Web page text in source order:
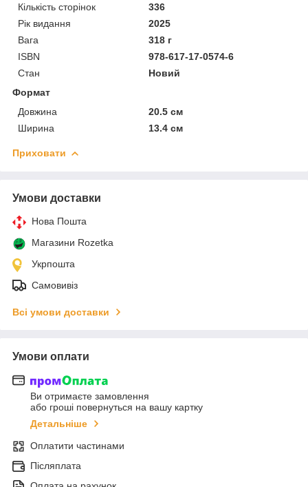
Кількість сторінок
336
Рік видання
2025
Вага
318 г
ISBN
978-617-17-0574-6
Стан
Новий
Формат
Довжина
20.5 см
Ширина
13.4 см
Приховати
Умови доставки
Нова Пошта
Магазини Rozetka
Укрпошта
Самовивіз
Всі умови доставки
Умови оплати
Ви отримаєте замовлення
або гроші повернуться на вашу картку
Детальніше
Оплатити частинами
Післяплата